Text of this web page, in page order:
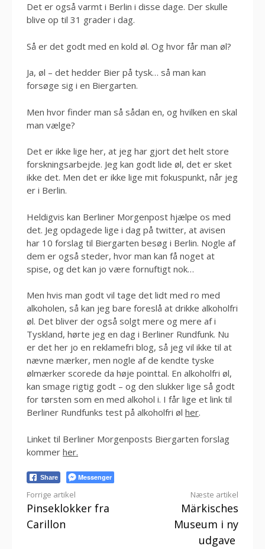
Det er også varmt i Berlin i disse dage. Der skulle
blive op til 31 grader i dag.
Så er det godt med en kold øl. Og hvor får man øl?
Ja, øl – det hedder Bier på tysk… så man kan
forsøge sig i en Biergarten.
Men hvor finder man så sådan en, og hvilken en skal
man vælge?
Det er ikke lige her, at jeg har gjort det helt store
forskningsarbejde. Jeg kan godt lide øl, det er sket
ikke det. Men det er ikke lige mit fokuspunkt, når jeg
er i Berlin.
Heldigvis kan Berliner Morgenpost hjælpe os med
det. Jeg opdagede lige i dag på twitter, at avisen
har 10 forslag til Biergarten besøg i Berlin. Nogle af
dem er også steder, hvor man kan få noget at
spise, og det kan jo være fornuftigt nok…
Men hvis man godt vil tage det lidt med ro med
alkoholen, så kan jeg bare foreslå at drikke alkoholfri
øl. Det bliver der også solgt mere og mere af i
Tyskland, hørte jeg en dag i Berliner Rundfunk. Nu
er det her jo en reklamefri blog, så jeg vil ikke til at
nævne mærker, men nogle af de kendte tyske
ølmærker scorede da høje pointtal. En alkoholfri øl,
kan smage rigtig godt – og den slukker lige så godt
for tørsten som en med alkohol i. I får lige et link til
Berliner Rundfunks test på alkoholfri øl her.
Linket til Berliner Morgenposts Biergarten forslag
kommer her.
Share Messenger
Læs
videre
Forrige artikel
Pinseklokker fra
Carillon
Næste artikel
Märkisches
Museum i ny
udgave